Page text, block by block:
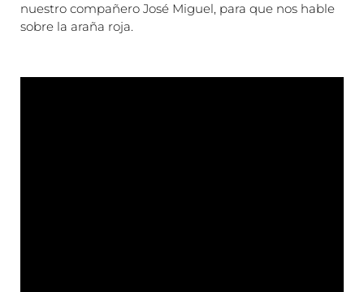
nuestro compañero José Miguel, para que nos hable
sobre la araña roja.